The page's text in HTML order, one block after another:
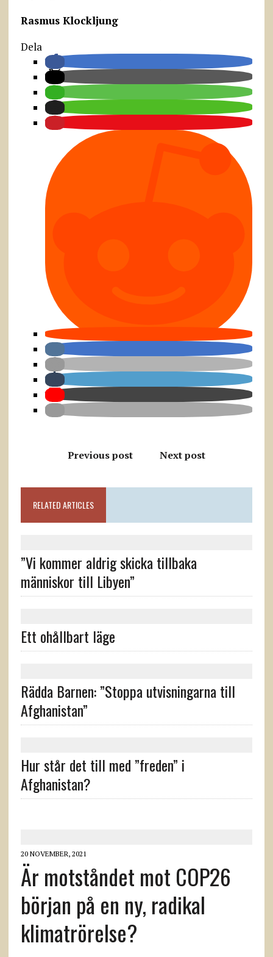
Rasmus Klockljung
Dela
Previous post Next post
RELATED ARTICLES
”Vi kommer aldrig skicka tillbaka
människor till Libyen”
Ett ohållbart läge
Rädda Barnen: ”Stoppa utvisningarna till
Afghanistan”
Hur står det till med ”freden” i
Afghanistan?
20 NOVEMBER, 2021
Är motståndet mot COP26
början på en ny, radikal
klimatrörelse?